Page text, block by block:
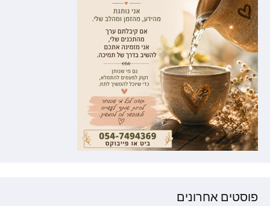
פוסטים אחרונים